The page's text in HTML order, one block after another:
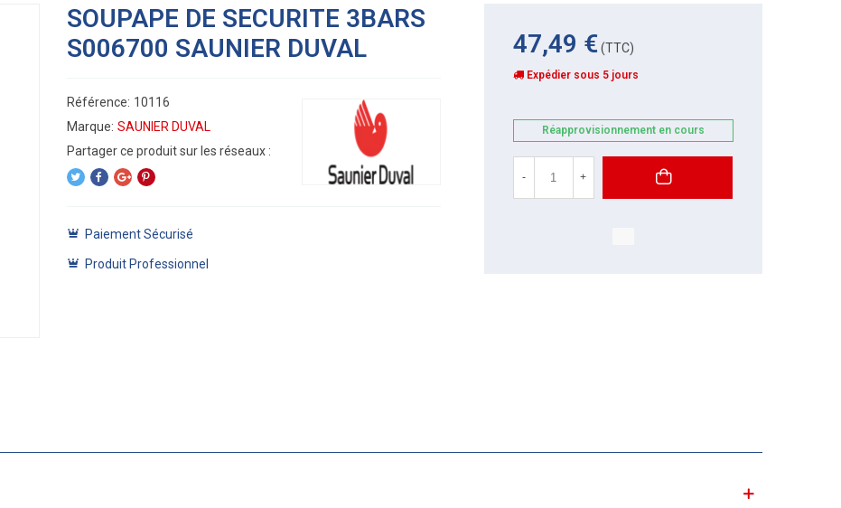
SOUPAPE DE SECURITE 3BARS
S006700 SAUNIER DUVAL
Référence: 10116
Marque: SAUNIER DUVAL
Paiement Sécurisé
Produit Professionnel
47,49 €(TTC)
Expédier sous 5 jours
Réapprovisionnement en cours
- +